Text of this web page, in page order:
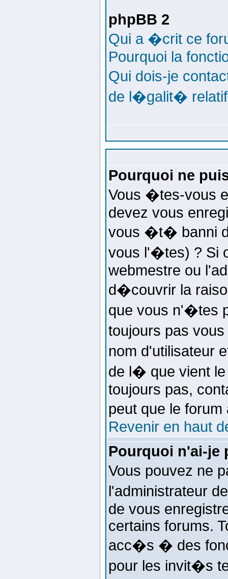
phpBB 2
Qui a �crit ce
Pourquoi la
Qui dois-je
de l�galit�
Pourquoi ne
Vous �tes-vous
devez vous
vous �t� banni
vous l'�tes) ? Si
webmestre ou
d�couvrir la
que vous n'�tes
toujours pas
nom d'utilisateur
de l� que vient
toujours pas,
peut que le
Revenir en haut
Pourquoi n'ai-je
Vous pouvez ne
l'administrateur
de vous
certains forums.
acc�s � des
pour les invit�s